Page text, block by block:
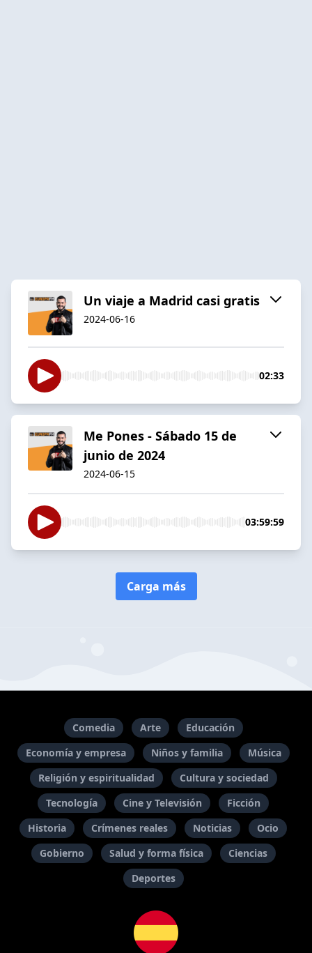
Un viaje a Madrid casi gratis
2024-06-16
02:33
Me Pones - Sábado 15 de
junio de 2024
2024-06-15
03:59:59
Carga más
Comedia Arte
Educación
Economía y empresa
Niños y familia
Música
Religión y espiritualidad
Cultura y sociedad
Tecnología
Cine y Televisión
Ficción
Historia
Crímenes reales Noticias
Ocio
Gobierno
Salud y forma física
Ciencias
Deportes